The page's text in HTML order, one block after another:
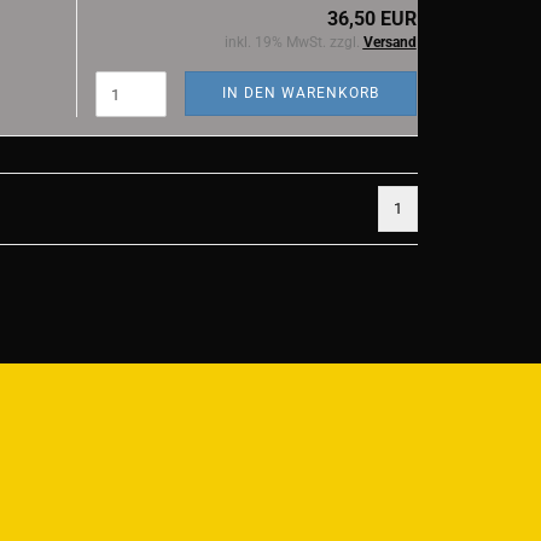
36,50 EUR
inkl. 19% MwSt. zzgl. Versand
IN DEN WARENKORB
1